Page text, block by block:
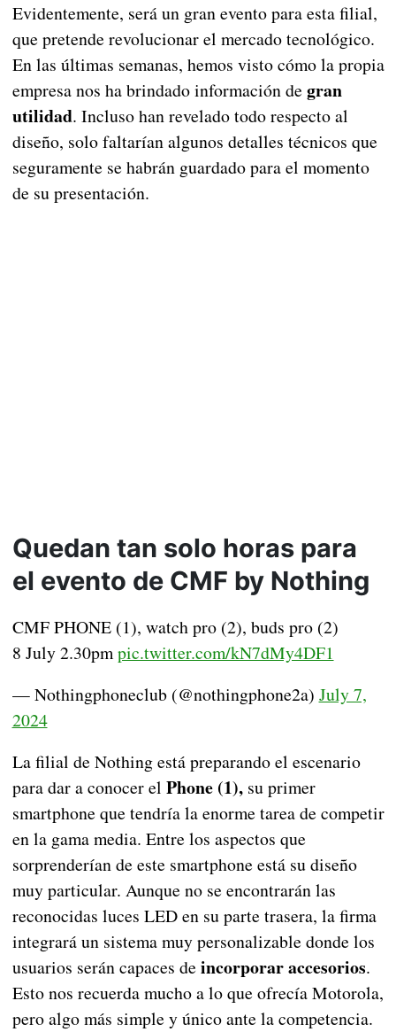
Evidentemente, será un gran evento para esta filial,
que pretende revolucionar el mercado tecnológico.
En las últimas semanas, hemos visto cómo la propia
empresa nos ha brindado información de gran
utilidad. Incluso han revelado todo respecto al
diseño, solo faltarían algunos detalles técnicos que
seguramente se habrán guardado para el momento
de su presentación.
Quedan tan solo horas para
el evento de CMF by Nothing
CMF PHONE (1), watch pro (2), buds pro (2)
8 July 2.30pmpic.twitter.com/kN7dMy4DF1
— Nothingphoneclub (@nothingphone2a) July 7,
2024
La filial de Nothing está preparando el escenario
para dar a conocer el Phone (1),su primer
smartphone que tendría la enorme tarea de competir
en la gama media. Entre los aspectos que
sorprenderían de este smartphone está su diseño
muy particular. Aunque no se encontrarán las
reconocidas luces LED en su parte trasera, la firma
integrará un sistema muy personalizable donde los
usuarios serán capaces de incorporar accesorios.
Esto nos recuerda mucho a lo que ofrecía Motorola,
pero algo más simple y único ante la competencia.